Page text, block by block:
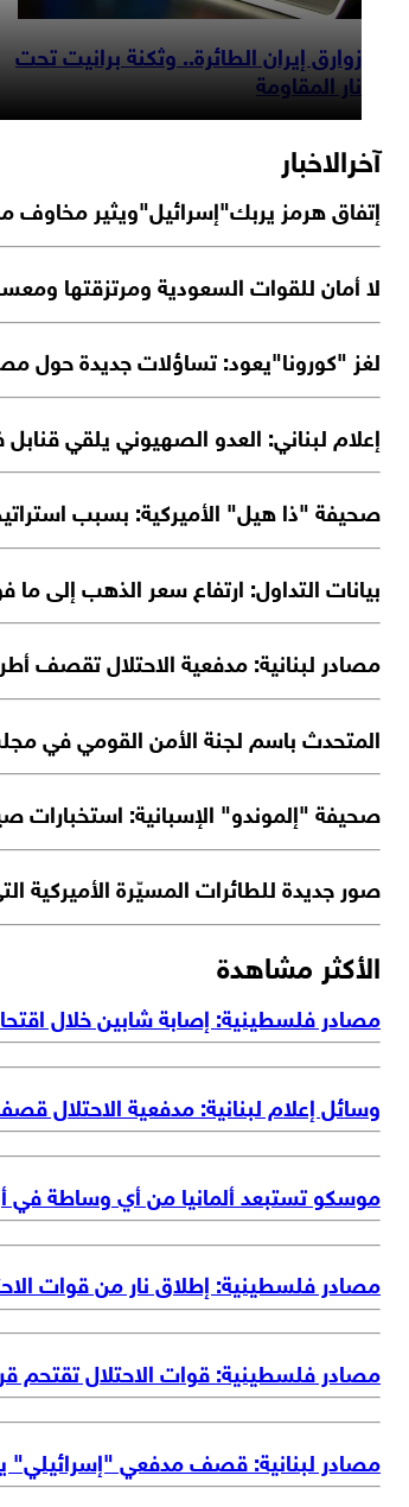
زوارق إيران الطائرة.. وثكنة برانيت تحت
نار المقاومة
آخرالاخبار
إتفاق هرمز يربك"إسرائيل"ويثير مخاوف
لا أمان للقوات السعودية ومرتزقتها
لغز "كورونا"يعود: تساؤلات جديدة حول
إعلام لبناني: العدو الصهيوني يلقي
صحيفة "ذا هيل" الأميركية: بسبب
بيانات التداول: ارتفاع سعر الذهب إلى ما فوق 4400 دولار للأونصة لأول مرة منذ
مصادر لبنانية: مدفعية الاحتلال تقصف
المتحدث باسم لجنة الأمن القومي في
صحيفة "إلموندو" الإسبانية: استخبارات
صور جديدة للطائرات المسيّرة الأميركية
الأكثر مشاهدة
مصادر فلسطينية: إصابة شابين خلال
وسائل إعلام لبنانية: مدفعية الاحتلال
موسكو تستبعد ألمانيا من أي وساطة في
مصادر فلسطينية: إطلاق نار من قوات
مصادر فلسطينية: قوات الاحتلال تقتحم
مصادر لبنانية: قصف مدفعي